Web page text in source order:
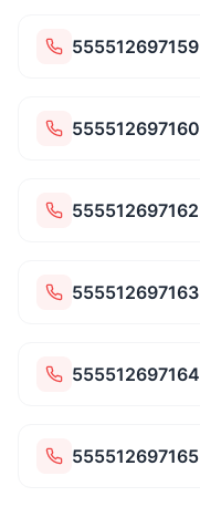
555512697159
555512697160
555512697162
555512697163
555512697164
555512697165